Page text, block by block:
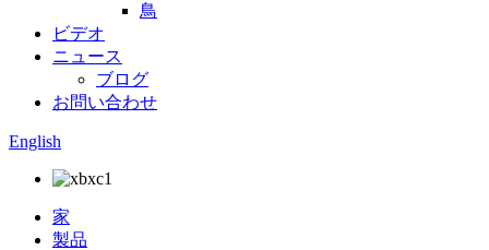
鳥
ビデオ
ニュース
ブログ
お問い合わせ
English
家
製品